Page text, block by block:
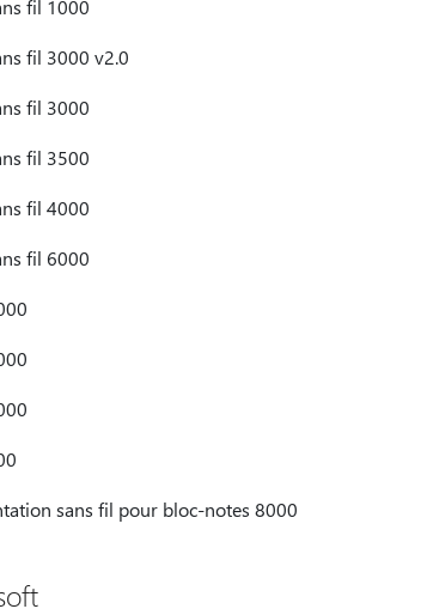
fil 1000
fil 3000 v2.0
fil 3000
fil 3500
fil 4000
fil 6000
sans fil pour bloc-notes 8000